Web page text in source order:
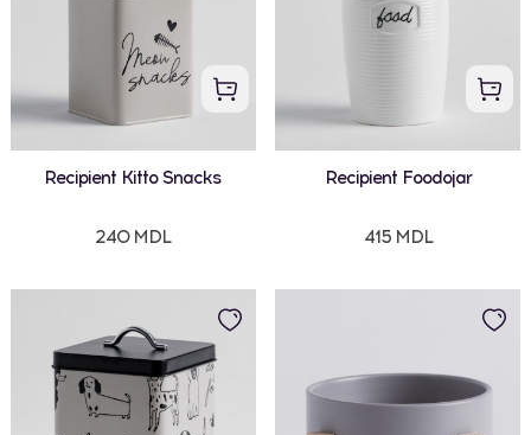
Recipient Kitto Snacks
240 MDL
Recipient Foodojar
415 MDL